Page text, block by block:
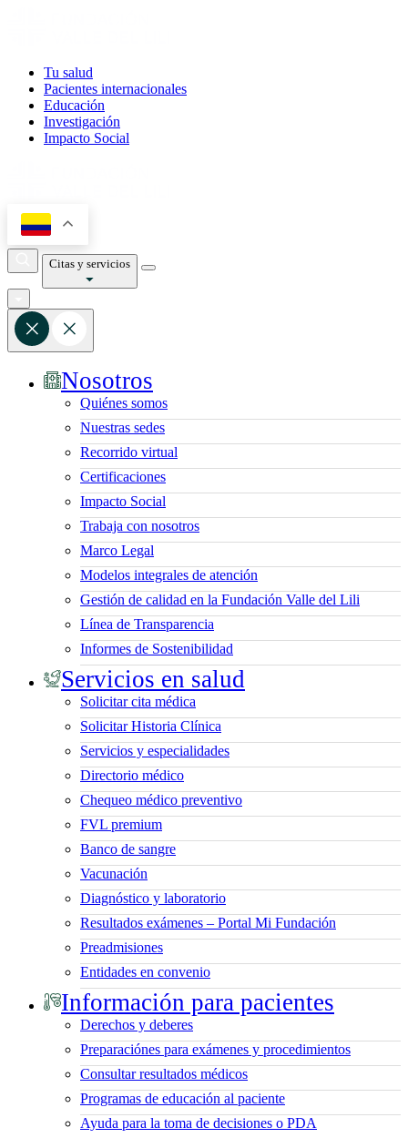
Tu salud
Pacientes internacionales
Educación
Investigación
Impacto Social
Citas y servicios
Nosotros
Quiénes somos
Nuestras sedes
Recorrido virtual
Certificaciones
Impacto Social
Trabaja con nosotros
Marco Legal
Modelos integrales de atención
Gestión de calidad en la Fundación Valle del Lili
Línea de Transparencia
Informes de Sostenibilidad
Servicios en salud
Solicitar cita médica
Solicitar Historia Clínica
Servicios y especialidades
Directorio médico
Chequeo médico preventivo
FVL premium
Banco de sangre
Vacunación
Diagnóstico y laboratorio
Resultados exámenes – Portal Mi Fundación
Preadmisiones
Entidades en convenio
Información para pacientes
Derechos y deberes
Preparaciónes para exámenes y procedimientos
Consultar resultados médicos
Programas de educación al paciente
Ayuda para la toma de decisiones o PDA